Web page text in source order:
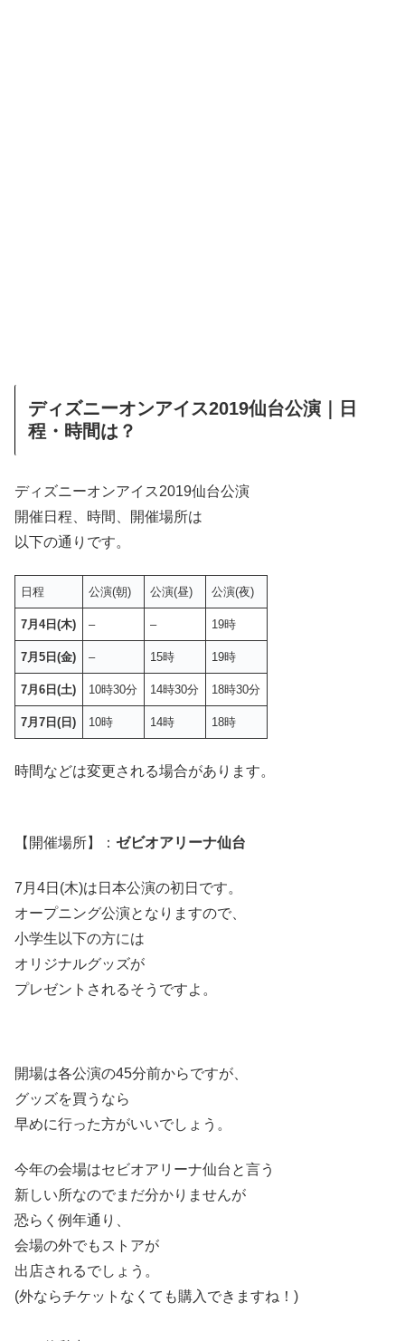
ディズニーオンアイス2019仙台公演｜日
程・時間は？
ディズニーオンアイス2019仙台公演
開催日程、時間、開催場所は
以下の通りです。
日程 公演(朝) 公演(昼) 公演(夜)
7月4日(木) – – 19時
7月5日(金) – 15時 19時
7月6日(土) 10時30分 14時30分 18時30分
7月7日(日) 10時 14時 18時
時間などは変更される場合があります。
【開催場所】： ゼビオアリーナ仙台
7月4日(木)は日本公演の初日です。
オープニング公演となりますので、
小学生以下の方には
オリジナルグッズが
プレゼントされるそうですよ。
開場は各公演の45分前からですが、
グッズを買うなら
早めに行った方がいいでしょう。
今年の会場はセビオアリーナ仙台と言う
新しい所なのでまだ分かりませんが
恐らく例年通り、
会場の外でもストアが
出店されるでしょう。
(外ならチケットなくても購入できますね！)